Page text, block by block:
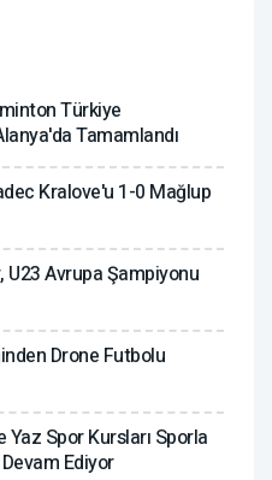
Türkiye
Tamamlandı
Kralove'u 1-0 Mağlup
U23 Avrupa Şampiyonu
Drone Futbolu
Yaz Spor Kursları Sporla
Ediyor